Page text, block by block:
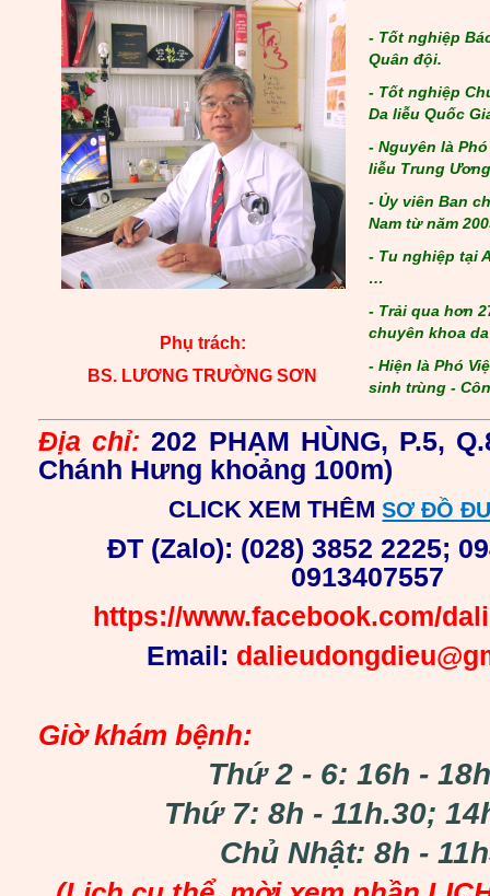
Phụ trách:
BS. LƯƠNG TRƯỜNG SƠN
- Tốt nghiệp
Quân đội.
- Tốt nghiệp
Da liễu Quốc
- Nguyên là
liễu Trung
- Ủy viên Ban
Nam từ năm
- Tu nghiệp tại
…
- Trải qua hơn
chuyên khoa
- Hiện là Phó
sinh trùng -
Địa chỉ:202 PHẠM HÙNG, P.5,
Chánh Hưng khoảng 100m)
CLICKXEM THÊM SƠ ĐỒ
ĐT (Zalo): (028) 3852 2225;
0913407557
https://www.facebook.com/
Email:
Giờ khám bệnh:
Thứ 2 - 6: 16h -
Thứ 7: 8h - 11h.30;
Chủ Nhật: 8h -